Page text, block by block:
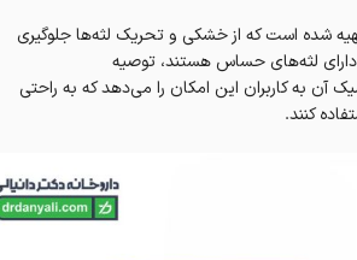
شده است که از خشکی و تحریک لثه‌ها جلوگیری
دارای لثه‌های حساس هستند، توصیه
آن به کاربران این امکان را می‌دهد که به راحتی
کنند.